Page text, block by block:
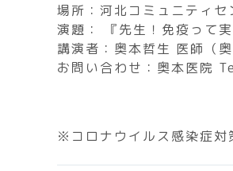
場所：河北コミュニティ
演題： 『先生！免疫って実
講演者：奥本哲生 医師（奥
お問い合わせ：奥本医
※コロナウイルス感染症対